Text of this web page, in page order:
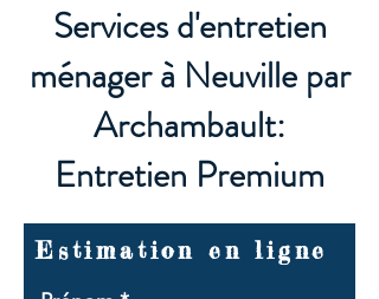
Services d'entretien
ménager à Neuville par
Archambault:
Entretien Premium
Estimation en ligne